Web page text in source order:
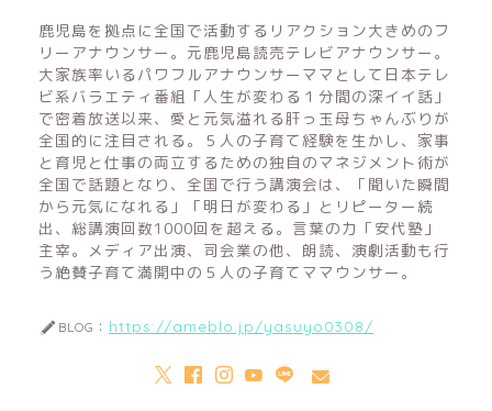
鹿児島を拠点に全国で活動するリアクション大きめのフ
リーアナウンサー。元鹿児島読売テレビアナウンサー。
大家族率いるパワフルアナウンサーママとして日本テレ
ビ系バラエティ番組「人生が変わる１分間の深イイ話」
で密着放送以来、愛と元気溢れる肝っ玉母ちゃんぶりが
全国的に注目される。５人の子育て経験を生かし、家事
と育児と仕事の両立するための独自のマネジメント術が
全国で話題となり、全国で行う講演会は、「聞いた瞬間
から元気になれる」「明日が変わる」とリピーター続
出、総講演回数1000回を超える。言葉の力「安代塾」
主宰。メディア出演、司会業の他、朗読、演劇活動も行
う絶賛子育て満開中の５人の子育てママウンサー。
BLOG： https://ameblo.jp/yasuyo0308/